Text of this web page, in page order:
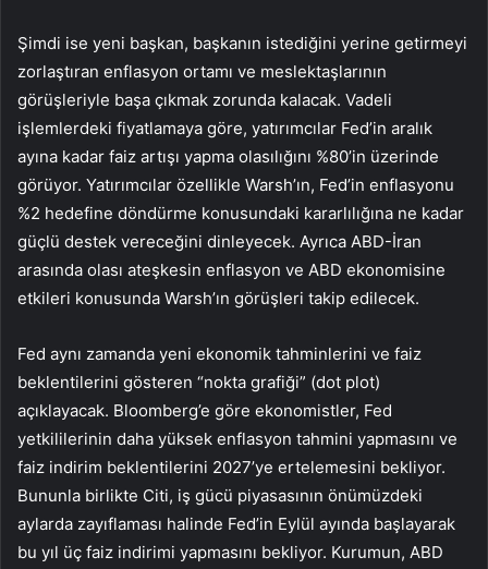
Şimdi ise yeni başkan, başkanın istediğini yerine getirmeyi
zorlaştıran enflasyon ortamı ve meslektaşlarının
görüşleriyle başa çıkmak zorunda kalacak. Vadeli
işlemlerdeki fiyatlamaya göre, yatırımcılar Fed’in aralık
ayına kadar faiz artışı yapma olasılığını %80’in üzerinde
görüyor. Yatırımcılar özellikle Warsh’ın, Fed’in enflasyonu
%2 hedefine döndürme konusundaki kararlılığına ne kadar
güçlü destek vereceğini dinleyecek. Ayrıca ABD-İran
arasında olası ateşkesin enflasyon ve ABD ekonomisine
etkileri konusunda Warsh’ın görüşleri takip edilecek.
Fed aynı zamanda yeni ekonomik tahminlerini ve faiz
beklentilerini gösteren “nokta grafiği” (dot plot)
açıklayacak. Bloomberg’e göre ekonomistler, Fed
yetkililerinin daha yüksek enflasyon tahmini yapmasını ve
faiz indirim beklentilerini 2027’ye ertelemesini bekliyor.
Bununla birlikte Citi, iş gücü piyasasının önümüzdeki
aylarda zayıflaması halinde Fed’in Eylül ayında başlayarak
bu yıl üç faiz indirimi yapmasını bekliyor. Kurumun, ABD